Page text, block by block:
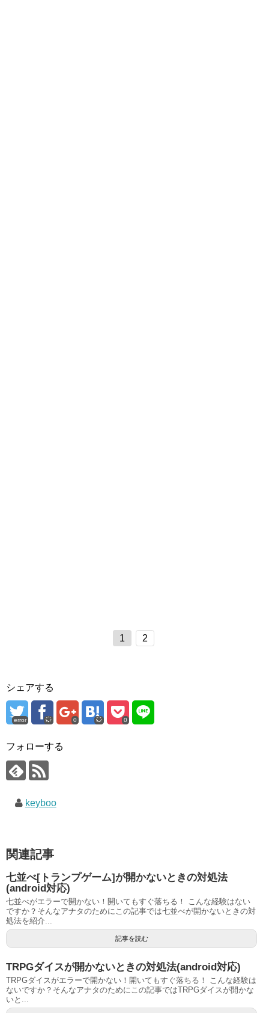
1 2
シェアする
error 0 0
フォローする
keyboo
関連記事
七並べ[トランプゲーム]が開かないときの対処法
(android対応)
七並べがエラーで開かない！開いてもすぐ落ちる！ こんな経験はない
ですか？そんなアナタのためにこの記事では七並べが開かないときの対
処法を紹介...
記事を読む
TRPGダイスが開かないときの対処法(android対応)
TRPGダイスがエラーで開かない！開いてもすぐ落ちる！ こんな経験は
ないですか？そんなアナタのためにこの記事ではTRPGダイスが開かな
いと...